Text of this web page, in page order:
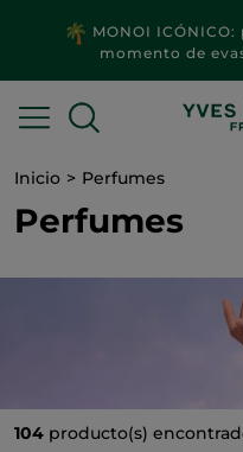
2x1
Inicio Perfumes
Perfumes
104 producto(s)